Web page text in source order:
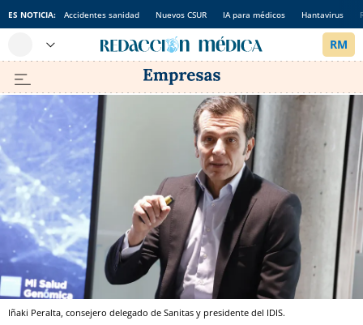
ES NOTICIA: Accidentes sanidad Nuevos CSUR IA para médicos Hantavirus
Iñaki Peralta, consejero delegado de Sanitas y presidente del IDIS.